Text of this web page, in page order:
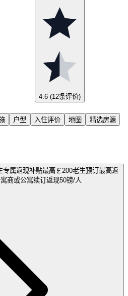
4.6 (12条评价)
户型 入住评价 地图 精选房源
专属返现补贴最高￡200老生预订最高返
商或公寓续订返现50镑/人